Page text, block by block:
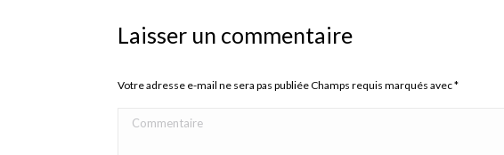
Laisser un commentaire
Votre adresse e-mail ne sera pas publiée Champs requis marqués avec*
Commentaire